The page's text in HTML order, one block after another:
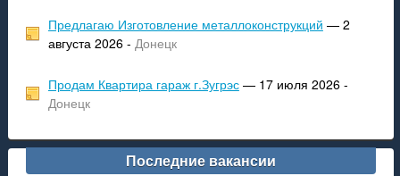
Предлагаю Изготовление металлоконструкций — 2
августа 2026 - Донецк
Продам Квартира гараж г.Зугрэс— 17 июля 2026 -
Донецк
Последние вакансии